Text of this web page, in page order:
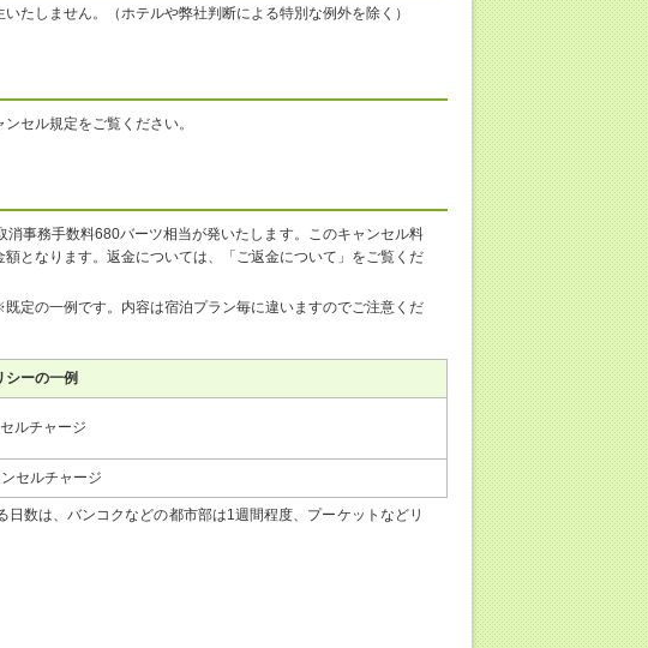
たしません。（ホテルや弊社判断による特別な例外を除く）
セル規定をご覧ください。
事務手数料680バーツ相当が発いたします。このキャンセル料
となります。返金については、「ご返金について」をご覧くだ
定の一例です。内容は宿泊プラン毎に違いますのでご注意くだ
シーの一例
ルチャージ
セルチャージ
数は、バンコクなどの都市部は1週間程度、プーケットなどリ